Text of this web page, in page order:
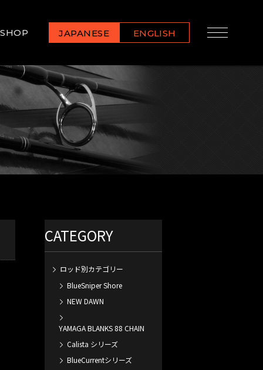
SHOP JAPANESE ENGLISH
CATEGORY
ロッド別カテゴリー
BlueSniper Shore
NEW DAWN
YAMAGA BLANKS 88 CHAIN
Calista シリーズ
BlueCurrentシリーズ